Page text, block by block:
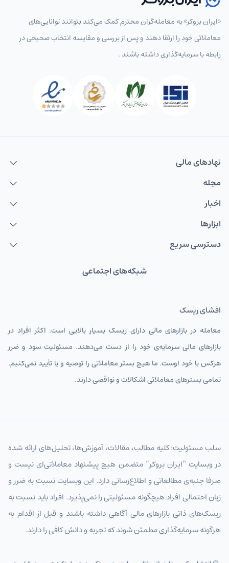
«ایران بروکر» به معامله‌گران محترم کمک می‌کند بتوانند توانایی‌های
معاملاتی خود را ارتقا دهند و پس از بررسی و مقایسه انتخاب‌ صحیحی در
رابطه با سرمایه‌گذاری داشته باشند .
نهاد‌های مالی
مجله
اخبار
ابزارها
دسترسی سریع
شبکه‌های اجتماعی
افشای ریسک
معامله در بازارهای مالی دارای ریسک بسیار بالایی است. اکثر افراد در
بازارهای مالی سرمایه‌ی خود را از دست می‌دهند. مسئولیت سود و ضرر
هرکس با خود اوست. ما هیچ بستر معاملاتی را توصیه و یا تأیید نمی‌کنیم.
تمامی بسترهای معاملاتی اشکالات و نواقصی دارند.
سلب مسئولیت: کلیه مطالب، مقالات، آموزش‌ها، تحلیل‌های ارائه شده
در وبسایت “ایران بروکر” متضمن هیچ پیشنهاد معاملاتی‌ای نیست و
صرفا جنبه‌ی مطالعاتی و اطلاع‌رسانی دارد. این وبسایت نسبت به ضرر و
زیان احتمالی افراد هیچگونه مسئولیتی را نمی‌پذیرد. افراد باید نسبت به
ریسک‌های ذاتی بازارهای مالی آگاهی داشته باشند و قبل از اقدام به
هرگونه سرمایه‌گذاری مطمئن شوند که تجربه و دانش کافی را دارند.